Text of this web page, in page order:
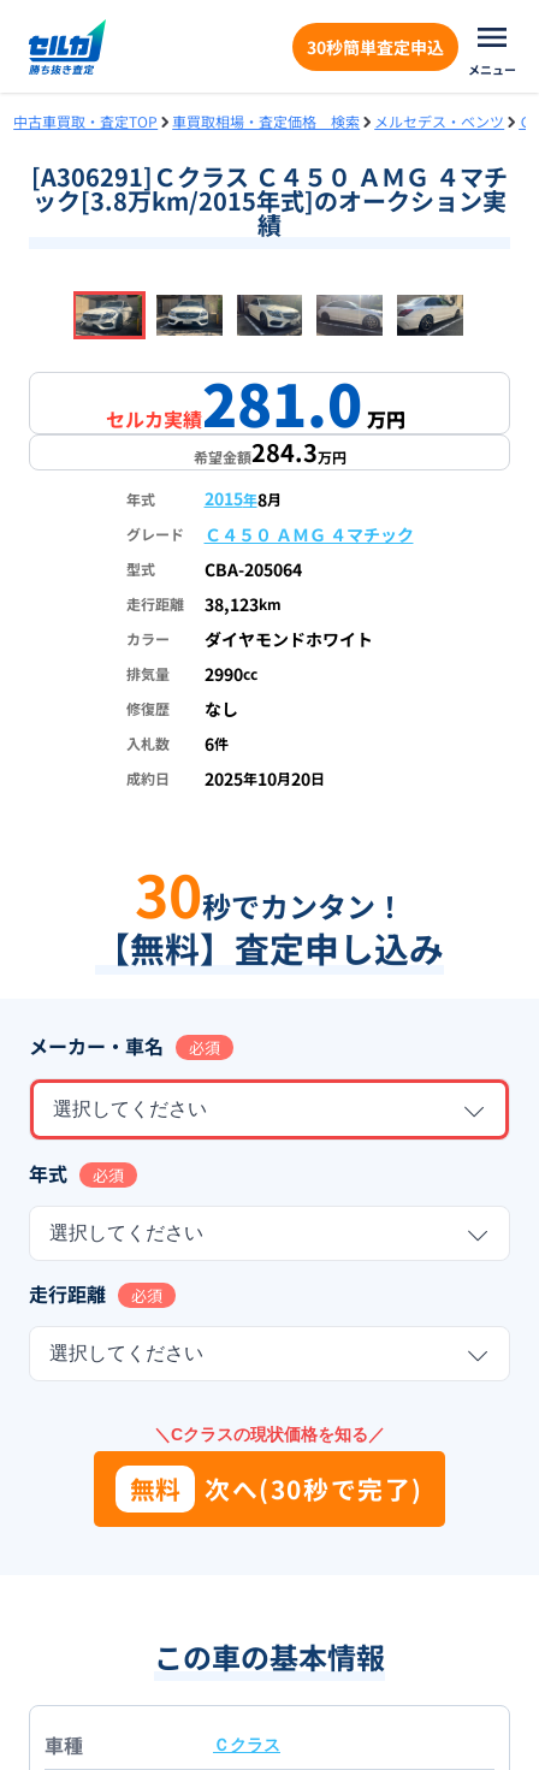
30秒簡単査定申込
メニュー
中古車買取・査定TOP 車買取相場・査定価格 検索 メルセデス・ベンツ Ｃ
[A306291]Ｃクラス Ｃ４５０ ＡＭＧ ４マチ
ック[3.8万km/2015年式]のオークション実
績
1/18
セルカ実績281.0万円
希望金額284.3万円
年式 2015年8月
グレード
Ｃ４５０ ＡＭＧ ４マチック
型式 CBA-205064
走行距離 38,123km
カラー
ダイヤモンドホワイト
排気量 2990cc
修復歴
なし
入札数 6件
成約日
2025年10月20日
30秒でカンタン！
【無料】査定申し込み
メーカー・車名 必須
選択してください
年式 必須
選択してください
走行距離 必須
選択してください
＼Cクラスの現状価格を知る／
無料 次へ(30秒で完了)
この車の基本情報
車種 Ｃクラス